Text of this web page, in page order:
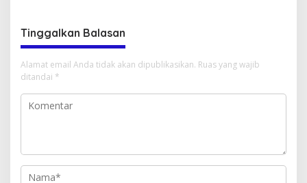
Tinggalkan Balasan
Alamat email Anda tidak akan dipublikasikan. Ruas yang wajib
ditandai *